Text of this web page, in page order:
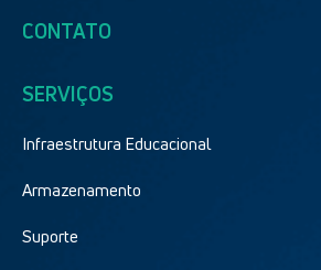
CONTATO
SERVIÇOS
Infraestrutura Educacional
Armazenamento
Suporte